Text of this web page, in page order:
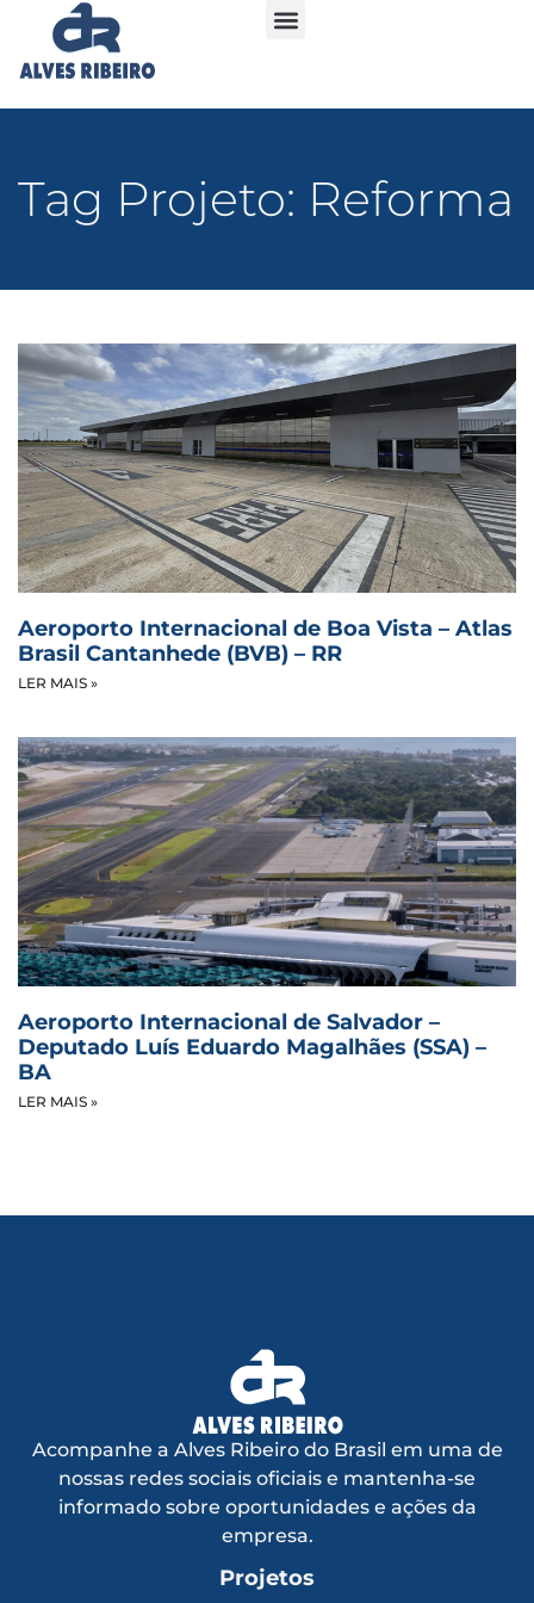
Tag Projeto: Reforma
Aeroporto Internacional de Boa Vista – Atlas
Brasil Cantanhede (BVB) – RR
LER MAIS »
Aeroporto Internacional de Salvador –
Deputado Luís Eduardo Magalhães (SSA) –
BA
LER MAIS »
Acompanhe a Alves Ribeiro do Brasil em uma de
nossas redes sociais oficiais e mantenha-se
informado sobre oportunidades e ações da
empresa.
Projetos